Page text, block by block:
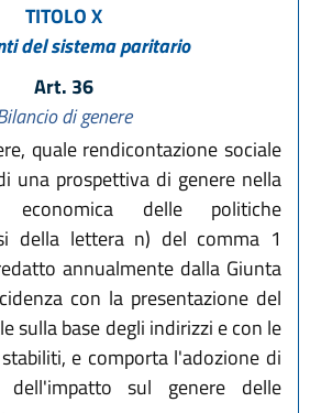
TITOLO X
del sistema paritario
Art. 36
di genere
quale rendicontazione sociale
una prospettiva di genere nella
economica delle politiche
della lettera n) del comma 1
annualmente dalla Giunta
con la presentazione del
sulla base degli indirizzi e con le
e comporta l'adozione di
dell'impatto sul genere delle